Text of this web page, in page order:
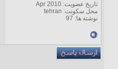
تاریخ عضویت: Apr 2010
محل سکونت: tehran
نوشته ها: 97